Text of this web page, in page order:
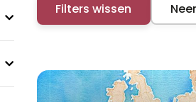
Filters wissen